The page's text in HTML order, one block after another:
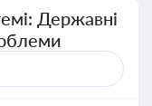
Державні